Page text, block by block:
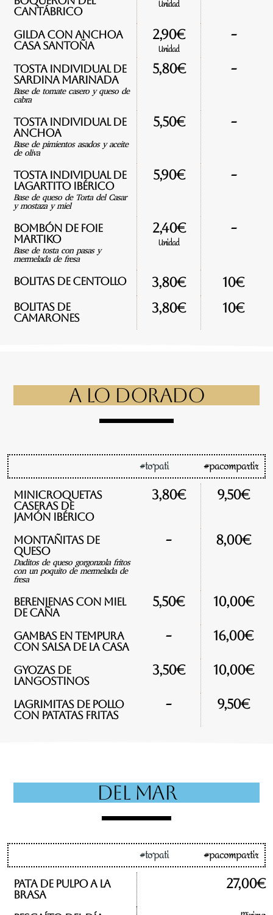
cantábrico
Unidad
Gilda con anchoa
Casa Santoña
2,90€
Unidad
-
Tosta individual de
sardina marinada
Base de tomate casero y queso de
cabra
5,80€ -
Tosta individual de
anchoa
Base de pimientos asados y aceite
de oliva
5,50€ -
Tosta individual de
lagartito ibérico
Base de queso de Torta del Casar
y mostaza y miel
5,90€ -
Bombón de foie
martiko
Base de tosta con pasas y
mermelada de fresa
2,40€
Unidad
-
Bolitas de centollo 3,80€ 10€
Bolitas de
camarones
3,80€ 10€
A LO DORADO
#to´pati #pacompartir
Minicroquetas
caseras de
jamón ibérico
3,80€ 9,50€
Montañitas de
queso
Daditos de queso gorgonzola fritos
con un poquito de mermelada de
fresa
- 8,00€
Berenjenas con miel
de caña
5,50€ 10,00€
Gambas en tempura
con salsa de la casa
- 16,00€
Gyozas de
langostinos
3,50€ 10,00€
Lagrimitas de pollo
con patatas fritas
- 9,50€
DEL MAR
#to´pati #pacompartir
Pata de pulpo a la
brasa
27,00€